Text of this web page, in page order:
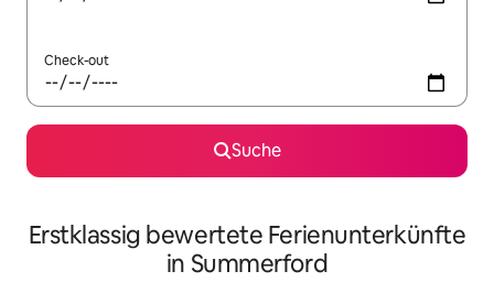
Check-out
Suche
Erstklassig bewertete Ferienunterkünfte
in Summerford